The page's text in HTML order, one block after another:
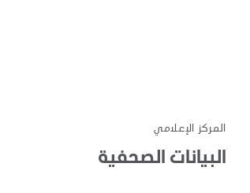
المركز الإعلامي
البيانات الصحفية